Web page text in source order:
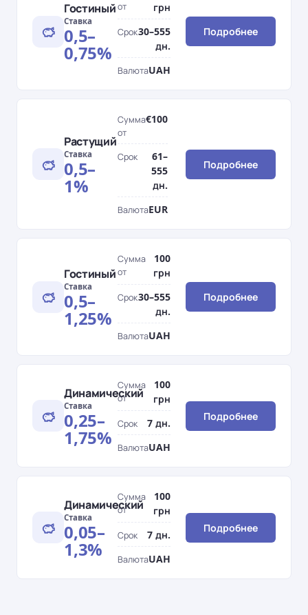
Гостиный
Ставка
0,5–
0,75%
от
грн
Срок30–555
дн.
ВалютаUAH
Подробнее
Растущий
Ставка
0,5–
1%
Сумма
от
€100
Срок
61–
555
дн.
ВалютаEUR
Подробнее
Гостиный
Ставка
0,5–
1,25%
Сумма
от
100
грн
Срок30–555
дн.
ВалютаUAH
Подробнее
Динамический
Ставка
0,25–
1,75%
Сумма
от
100
грн
Срок 7 дн.
ВалютаUAH
Подробнее
Динамический
Ставка
0,05–
1,3%
Сумма
от
100
грн
Срок 7 дн.
ВалютаUAH
Подробнее